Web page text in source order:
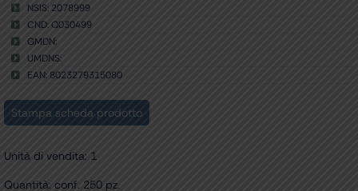
NSIS: 2078999
CND: Q030499
GMDN:
UMDNS:
EAN: 8023279315080
Stampa scheda prodotto
Unità di vendita: 1
Quantità: conf. 250 pz.